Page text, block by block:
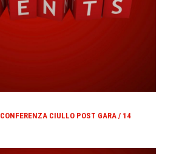
CIULLO POST GARA / 14